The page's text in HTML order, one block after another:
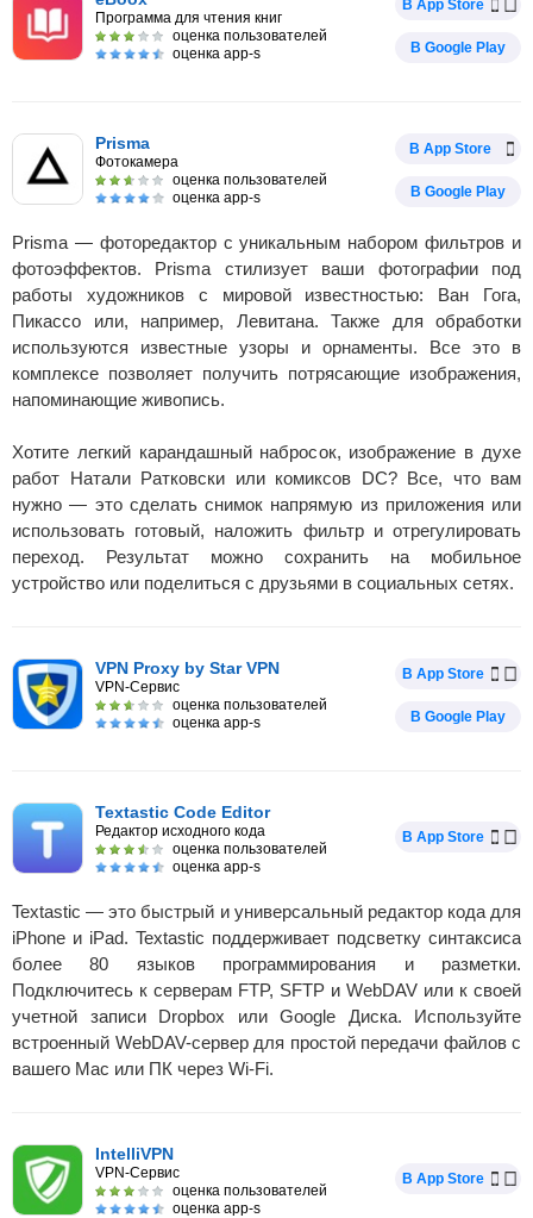
Программа для чтения книг
оценка пользователей
оценка app-s
В App Store
В Google Play
Prisma
Фотокамера
оценка пользователей
оценка app-s
В App Store
В Google Play
Prisma — фоторедактор с уникальным набором фильтров и
фотоэффектов. Prisma стилизует ваши фотографии под
работы художников с мировой известностью: Ван Гога,
Пикассо или, например, Левитана. Также для обработки
используются известные узоры и орнаменты. Все это в
комплексе позволяет получить потрясающие изображения,
напоминающие живопись.
Хотите легкий карандашный набросок, изображение в духе
работ Натали Ратковски или комиксов DC? Все, что вам
нужно — это сделать снимок напрямую из приложения или
использовать готовый, наложить фильтр и отрегулировать
переход. Результат можно сохранить на мобильное
устройство или поделиться с друзьями в социальных сетях.
VPN Proxy by Star VPN
VPN-Сервис
оценка пользователей
оценка app-s
В App Store
В Google Play
Textastic Code Editor
Редактор исходного кода
оценка пользователей
оценка app-s
В App Store
Textastic — это быстрый и универсальный редактор кода для
iPhone и iPad. Textastic поддерживает подсветку синтаксиса
более 80 языков программирования и разметки.
Подключитесь к серверам FTP, SFTP и WebDAV или к своей
учетной записи Dropbox или Google Диска. Используйте
встроенный WebDAV-сервер для простой передачи файлов с
вашего Mac или ПК через Wi-Fi.
IntelliVPN
VPN-Сервис
оценка пользователей
оценка app-s
В App Store